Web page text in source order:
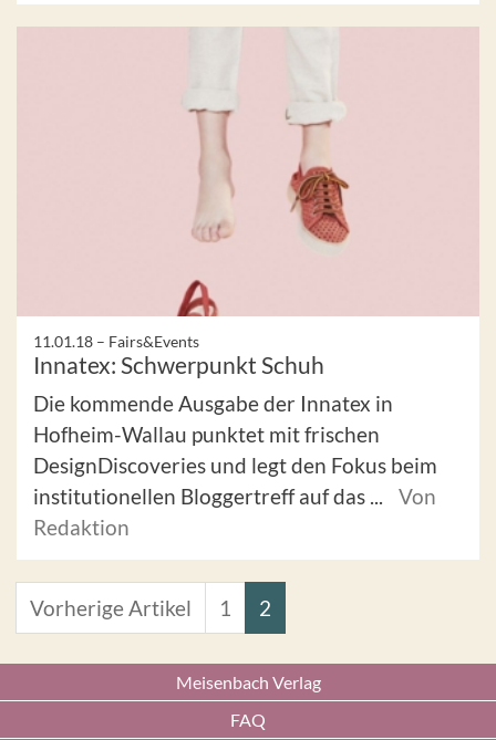
11.01.18 – Fairs&Events
Innatex: Schwerpunkt Schuh
Die kommende Ausgabe der Innatex in
Hofheim-Wallau punktet mit frischen
DesignDiscoveries und legt den Fokus beim
institutionellen Bloggertreff auf das ...
Von
Redaktion
Vorherige Artikel 1 2
Meisenbach Verlag
FAQ